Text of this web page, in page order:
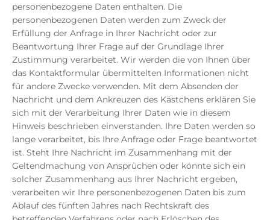
personenbezogene Daten enthalten. Die
personenbezogenen Daten werden zum Zweck der
Erfüllung der Anfrage in Ihrer Nachricht oder zur
Beantwortung Ihrer Frage auf der Grundlage Ihrer
Zustimmung verarbeitet. Wir werden die von Ihnen über
das Kontaktformular übermittelten Informationen nicht
für andere Zwecke verwenden. Mit dem Absenden der
Nachricht und dem Ankreuzen des Kästchens erklären Sie
sich mit der Verarbeitung Ihrer Daten wie in diesem
Hinweis beschrieben einverstanden. Ihre Daten werden so
lange verarbeitet, bis Ihre Anfrage oder Frage beantwortet
ist. Steht Ihre Nachricht im Zusammenhang mit der
Geltendmachung von Ansprüchen oder könnte sich ein
solcher Zusammenhang aus Ihrer Nachricht ergeben,
verarbeiten wir Ihre personenbezogenen Daten bis zum
Ablauf des fünften Jahres nach Rechtskraft des